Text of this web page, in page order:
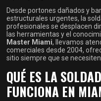
Desde portones dañados y
estructurales urgentes, la
profesionales se desplacen
las herramientas y el
Master Miami, llevamos
comerciales desde 2004,
sitio siempre que se
QUÉ ES LA
FUNCIONA EN